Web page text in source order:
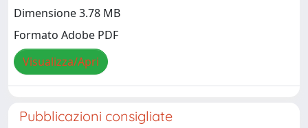
Dimensione 3.78 MB
Formato Adobe PDF
Visualizza/Apri
Pubblicazioni consigliate